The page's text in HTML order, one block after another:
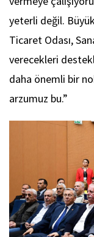
yeterli değil.
Ticaret Odası,
verecekleri
daha önemli bir
arzumuz bu.”